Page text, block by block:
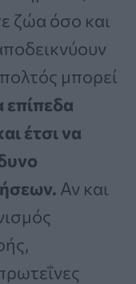
ζώα όσο και
μπορεί
επίπεδα
έτσι να
Αν και